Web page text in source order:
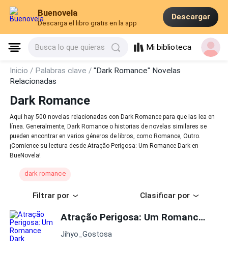
Buenovela
Descarga el libro gratis en la app
Descargar
Busca lo que quieras Mi biblioteca
Inicio / Palabras clave /"Dark Romance" Novelas
Relacionadas
Dark Romance
Aquí hay 500 novelas relacionadas con Dark Romance para que las lea en
línea. Generalmente, Dark Romance o historias de novelas similares se
pueden encontrar en varios géneros de libros, como Romance, Outro.
¡Comience su lectura desde Atração Perigosa: Um Romance Dark en
BueNovela!
dark romance
Filtrar por Clasificar por
Atração Perigosa: Um Romance Dark
Jihyo_Gostosa